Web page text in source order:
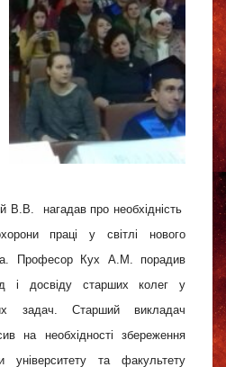
нагадав про необхідність
праці у світлі нового
Професор Кух А.М. порадив
і досвіду старших колег у
задач. Старший викладач
на необхідності збереження
університету та факультету